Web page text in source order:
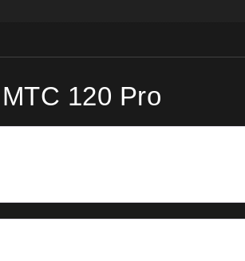
120 Pro